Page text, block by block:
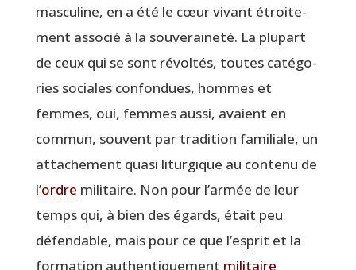
mas­cu­line, en a été le cœur vivant étroi­te­
ment asso­cié à la sou­ve­rai­ne­té. La plu­part
de ceux qui se sont révol­tés, toutes caté­go­
ries sociales confon­dues, hommes et
femmes, oui, femmes aus­si, avaient en
com­mun, sou­vent par tra­di­tion fami­liale, un
atta­che­ment qua­si litur­gique au conte­nu de
l’ordre mili­taire. Non pour l’armée de leur
temps qui, à bien des égards, était peu
défen­dable, mais pour ce que l’esprit et la
for­ma­tion authen­ti­que­ment mili­taire